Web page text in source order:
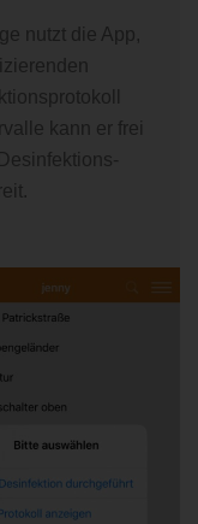
nutzt die App,
kann er frei